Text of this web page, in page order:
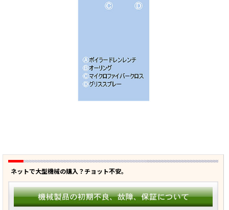
ネットで大型機械の購入？チョット不安。